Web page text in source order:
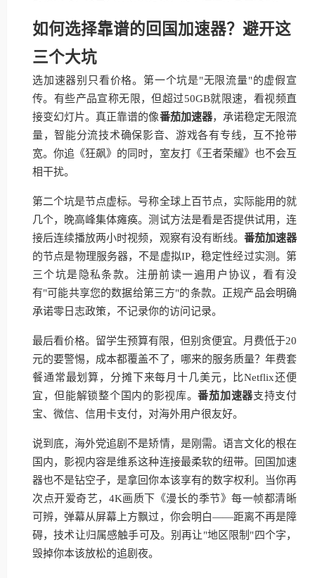
如何选择靠谱的回国加速器？避开这
三个大坑
选加速器别只看价格。第一个坑是"无限流量"的虚假宣
传。有些产品宣称无限，但超过50GB就限速，看视频直
接变幻灯片。真正靠谱的像番茄加速器，承诺稳定无限流
量，智能分流技术确保影音、游戏各有专线，互不抢带
宽。你追《狂飙》的同时，室友打《王者荣耀》也不会互
相干扰。
第二个坑是节点虚标。号称全球上百节点，实际能用的就
几个，晚高峰集体瘫痪。测试方法是看是否提供试用，连
接后连续播放两小时视频，观察有没有断线。 番茄加速器
的节点是物理服务器，不是虚拟IP，稳定性经过实测。第
三个坑是隐私条款。注册前读一遍用户协议，看有没
有"可能共享您的数据给第三方"的条款。正规产品会明确
承诺零日志政策，不记录你的访问记录。
最后看价格。留学生预算有限，但别贪便宜。月费低于20
元的要警惕，成本都覆盖不了，哪来的服务质量？年费套
餐通常最划算，分摊下来每月十几美元，比Netflix还便
宜，但能解锁整个国内的影视库。番茄加速器支持支付
宝、微信、信用卡支付，对海外用户很友好。
说到底，海外党追剧不是矫情，是刚需。语言文化的根在
国内，影视内容是维系这种连接最柔软的纽带。回国加速
器也不是钻空子，是拿回你本该享有的数字权利。当你再
次点开爱奇艺，4K画质下《漫长的季节》每一帧都清晰
可辨，弹幕从屏幕上方飘过，你会明白——距离不再是障
碍，技术让归属感触手可及。别再让"地区限制"四个字，
毁掉你本该放松的追剧夜。